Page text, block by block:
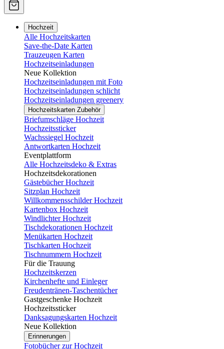
Hochzeit
Alle Hochzeitskarten
Save-the-Date Karten
Trauzeugen Karten
Hochzeitseinladungen
Neue Kollektion
Hochzeitseinladungen mit Foto
Hochzeitseinladungen schlicht
Hochzeitseinladungen greenery
Hochzeitskarten Zubehör
Briefumschläge Hochzeit
Hochzeitssticker
Wachssiegel Hochzeit
Antwortkarten Hochzeit
Eventplattform
Alle Hochzeitsdeko & Extras
Hochzeitsdekorationen
Gästebücher Hochzeit
Sitzplan Hochzeit
Willkommensschilder Hochzeit
Kartenbox Hochzeit
Windlichter Hochzeit
Tischdekorationen Hochzeit
Menükarten Hochzeit
Tischkarten Hochzeit
Tischnummern Hochzeit
Für die Trauung
Hochzeitskerzen
Kirchenhefte und Einleger
Freudentränen-Taschentücher
Gastgeschenke Hochzeit
Hochzeitssticker
Danksagungskarten Hochzeit
Neue Kollektion
Erinnerungen
Fotobücher zur Hochzeit